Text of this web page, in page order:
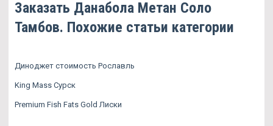
Заказать Данабола Метан Соло
Тамбов. Похожие статьи категории
Диноджет стоимость Рославль
King Mass Сурск
Premium Fish Fats Gold Лиски